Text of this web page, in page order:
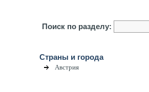
Поиск по разделу:
Страны и города
Австрия